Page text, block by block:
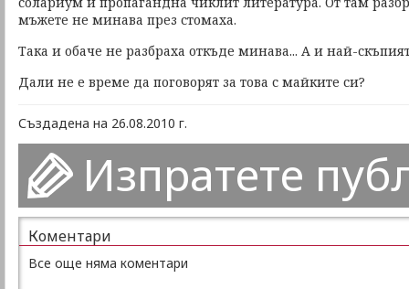
мъжете не минава през стомаха.
Така и обаче не разбраха откъде минава... А и най-
Дали не е време да поговорят за това с майките си?
Създадена на 26.08.2010 г.
Изпратете
Коментари
Все още няма коментари